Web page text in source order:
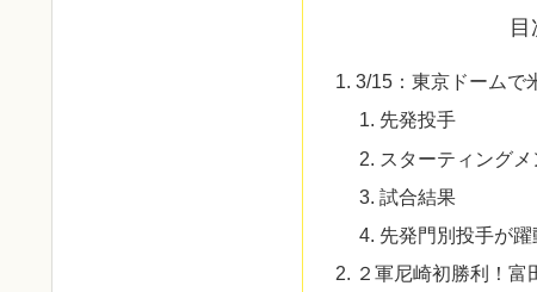
目
3/15：東京ドームで
先発投手
スターティングメ
試合結果
先発門別投手が躍
２軍尼崎初勝利！富